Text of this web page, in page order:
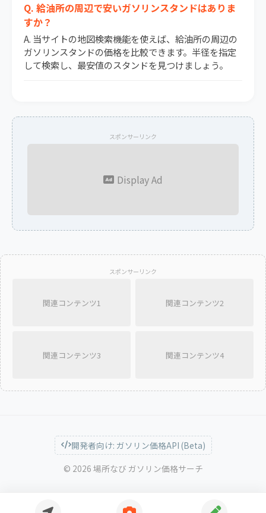
Q. 給油所の周辺で安いガソリンスタンドはありま
すか？
A. 当サイトの地図検索機能を使えば、給油所の周辺の
ガソリンスタンドの価格を比較できます。半径を指定
して検索し、最安値のスタンドを見つけましょう。
スポンサーリンク
Display Ad
スポンサーリンク
関連コンテンツ1 関連コンテンツ2
関連コンテンツ3 関連コンテンツ4
開発者向け: ガソリン価格API (Beta)
© 2026 場所なび ガソリン価格サーチ